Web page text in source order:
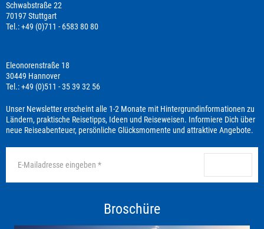
Schwabstraße 22
70197 Stuttgart
Tel.: +49 (0)711 - 6583 80 80
Eleonorenstraße 18
30449 Hannover
Tel.: +49 (0)511 - 35 39 32 56
Unser Newsletter erscheint alle 1-2 Monate mit Hintergrundinformationen zu
Ländern, praktische Reisetipps, Ideen und Reiseweisen. Informiere Dich über
neue Reiseabenteuer, persönliche Glücksmomente und attraktive Angebote.
Broschüre